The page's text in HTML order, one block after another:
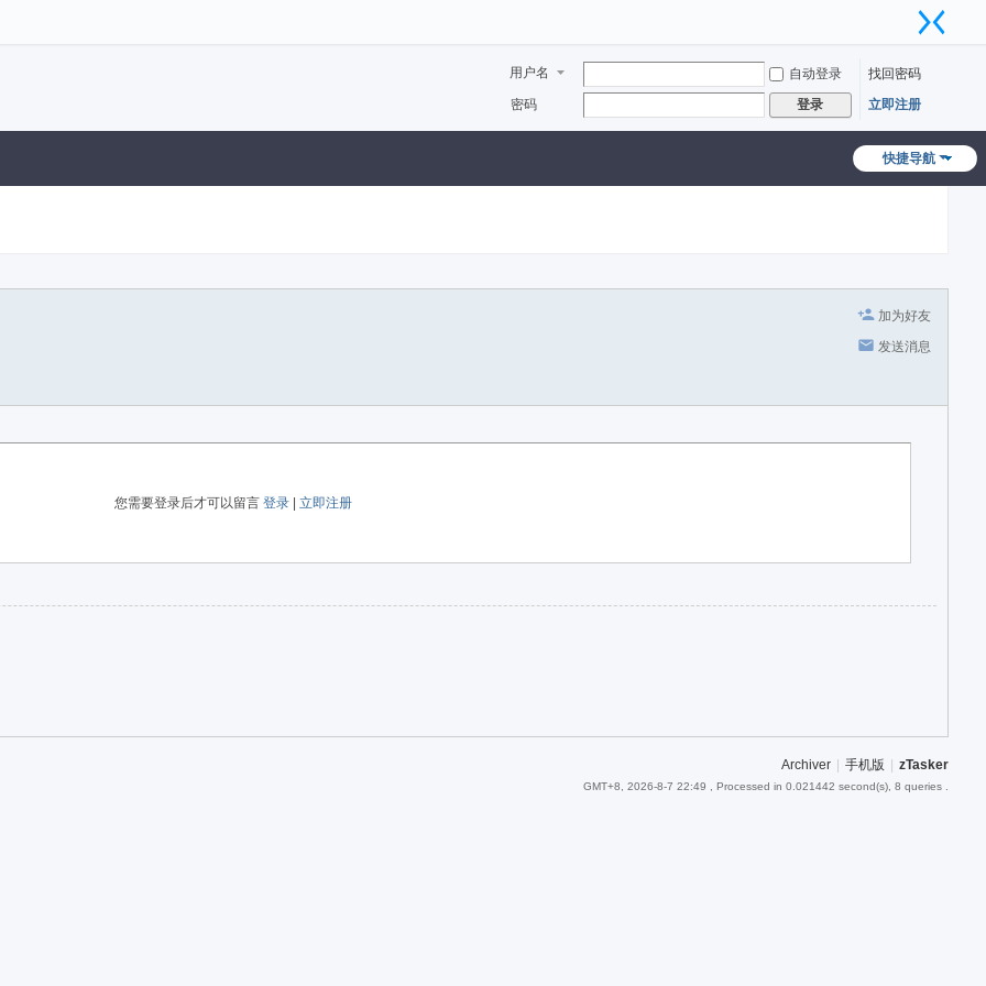
用户名 自动登录
找回密码
密码
登录 立即注册
快捷导航
加为好友
发送消息
您需要登录后才可以留言登录 |立即注册
Archiver 手机版 zTasker
GMT+8, 2026-8-7 22:49 , Processed in 0.021442 second(s), 8 queries .